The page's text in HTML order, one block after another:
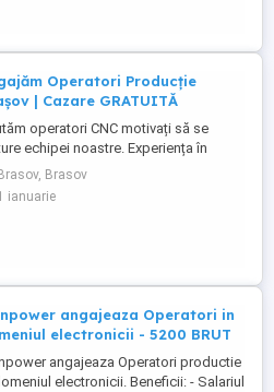
Operatori Producție
| Cazare GRATUITĂ
operatori CNC motivați să se
echipei noastre. Experiența în
reprezintă un avantaj. Oferim:
GRATUITĂ în apartamente complet
Pachet salarial atractiv; Transport
Brasov, Brasov
ianuarie
angajeaza Operatori in
electronicii - 5200 BRUT
angajeaza Operatori productie
electronicii. Beneficii: - Salariul